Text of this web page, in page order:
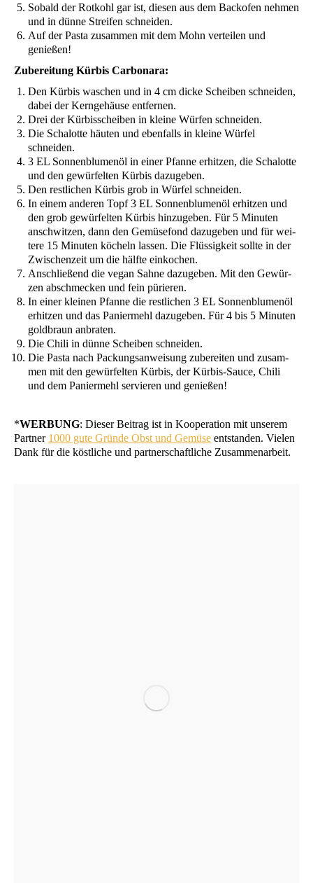
Sobald der Rot­kohl gar ist, die­sen aus dem Back­ofen neh­men
und in dün­ne Strei­fen schneiden.
Auf der Pas­ta zusam­men mit dem Mohn ver­tei­len und
genießen!
Zube­rei­tung Kür­bis Carbonara:
Den Kür­bis waschen und in 4 cm dicke Schei­ben schnei­den,
dabei der Kern­ge­häu­se entfernen.
Drei der Kür­bisschei­ben in klei­ne Wür­fen schneiden.
Die Scha­lot­te häu­ten und eben­falls in klei­ne Wür­fel
schneiden.
3 EL Son­nen­blu­men­öl in einer Pfan­ne erhit­zen, die Scha­lot­te
und den gewür­fel­ten Kür­bis dazugeben.
Den rest­li­chen Kür­bis grob in Wür­fel schneiden.
In einem ande­ren Topf 3 EL Son­nen­blu­men­öl erhit­zen und
den grob gewür­fel­ten Kür­bis hin­zu­ge­ben. Für 5 Minu­ten
anschwit­zen, dann den Gemü­se­fond dazu­ge­ben und für wei­
te­re 15 Minu­ten köcheln las­sen. Die Flüs­sig­keit soll­te in der
Zwi­schen­zeit um die hälf­te einkochen.
Anschlie­ßend die vegan Sah­ne dazu­ge­ben. Mit den Gewür­
zen abschme­cken und fein pürieren.
In einer klei­nen Pfan­ne die rest­li­chen 3 EL Son­nen­blu­men­öl
erhit­zen und das Panier­mehl dazu­ge­ben. Für 4 bis 5 Minu­ten
gold­braun anbraten.
Die Chi­li in dün­ne Schei­ben schneiden.
Die Pas­ta nach Packungs­an­wei­sung zube­rei­ten und zusam­
men mit den gewür­fel­ten Kür­bis, der Kür­bis-Sau­ce, Chi­li
und dem Panier­mehl ser­vie­ren und genießen!
*WERBUNG: Die­ser Bei­trag ist in Koope­ra­ti­on mit unse­rem
Part­ner 1000 gute Grün­de Obst und Gemü­se ent­stan­den. Vie­len
Dank für die köst­li­che und part­ner­schaft­li­che Zusammenarbeit.